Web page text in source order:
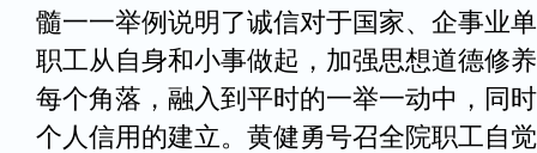
髓一一举例说明了诚信对于国家、企事业
职工从自身和小事做起，加强思想道德修
每个角落，融入到平时的一举一动中，同
个人信用的建立。黄健勇号召全院职工自